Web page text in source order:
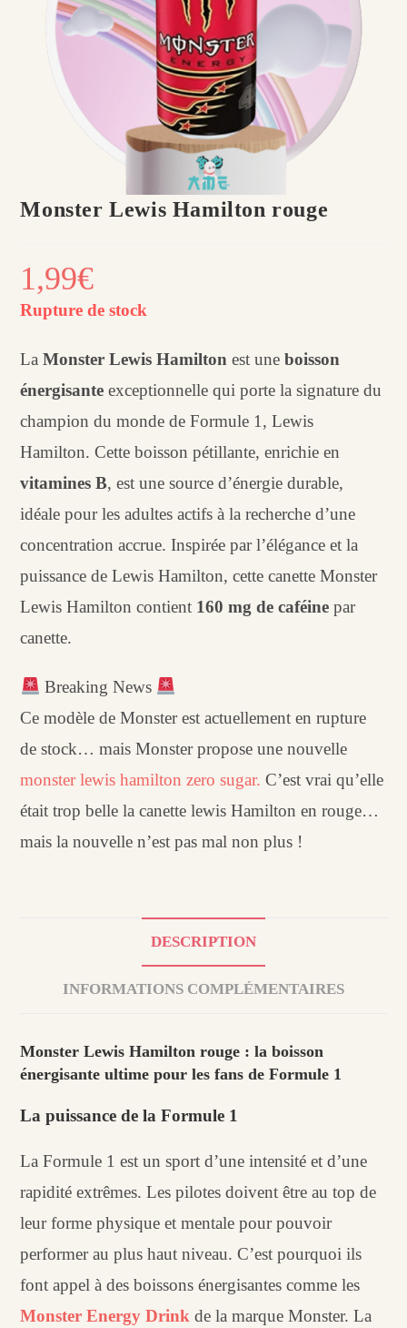
Monster Lewis Hamilton rouge
1,99€
Rupture de stock
LaMonster Lewis Hamilton est uneboisson
énergisante exceptionnelle qui porte la signature du
champion du monde de Formule 1, Lewis
Hamilton. Cette boisson pétillante, enrichie en
vitamines B, est une source d’énergie durable,
idéale pour les adultes actifs à la recherche d’une
concentration accrue. Inspirée par l’élégance et la
puissance de Lewis Hamilton, cette canette Monster
Lewis Hamilton contient 160 mg de caféine par
canette.
Breaking News
Ce modèle de Monster est actuellement en rupture
de stock… mais Monster propose une nouvelle
monster lewis hamilton zero sugar. C’est vrai qu’elle
était trop belle la canette lewis Hamilton en rouge…
mais la nouvelle n’est pas mal non plus !
DESCRIPTION
INFORMATIONS COMPLÉMENTAIRES
Monster Lewis Hamilton rouge : la boisson
énergisante ultime pour les fans de Formule 1
La puissance de la Formule 1
La Formule 1 est un sport d’une intensité et d’une
rapidité extrêmes. Les pilotes doivent être au top de
leur forme physique et mentale pour pouvoir
performer au plus haut niveau. C’est pourquoi ils
font appel à des boissons énergisantes comme les
Monster Energy Drink de la marque Monster. La